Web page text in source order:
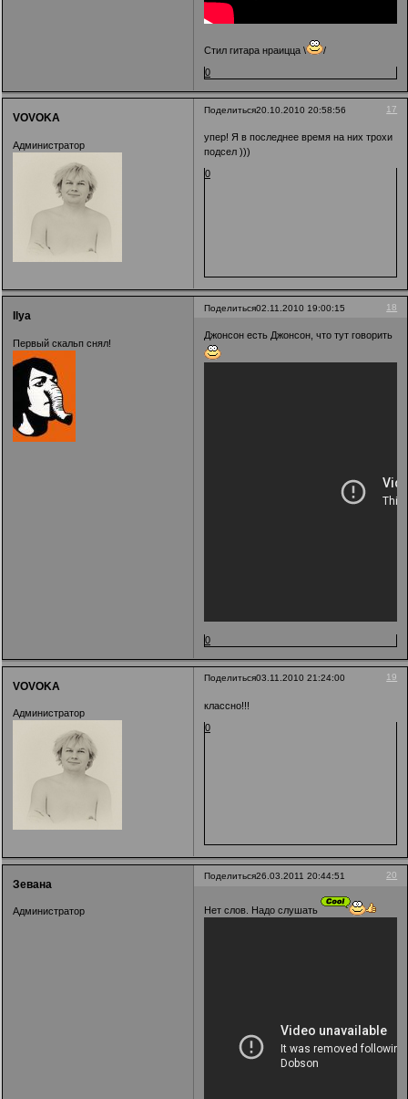
Стил гитара нраицца \
/
0
Поделиться 17
20.10.2010 20:58:56
VOVOKA
Администратор
упер! Я в последнее время на них трохи
подсел )))
0
Поделиться 18
02.11.2010 19:00:15
Ilya
Первый скальп снял!
Джонсон есть Джонсон, что тут говорить
0
Поделиться 19
03.11.2010 21:24:00
VOVOKA
Администратор
классно!!!
0
Поделиться 20
26.03.2011 20:44:51
Зевана
Администратор Нет слов. Надо слушать